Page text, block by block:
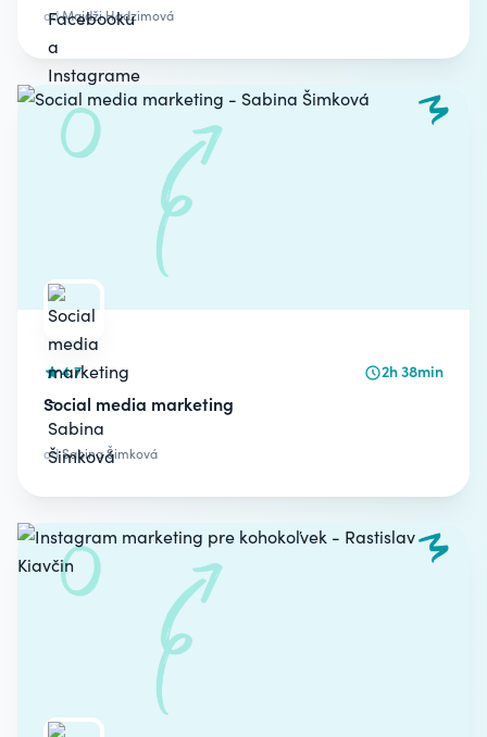
odMajdži Hadzimová
4.7 2h 38min
Social media marketing
odSabina Šimková